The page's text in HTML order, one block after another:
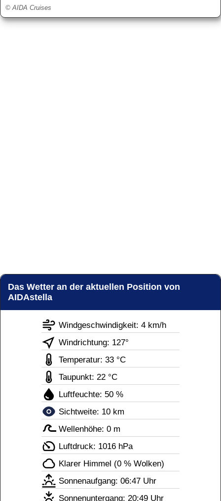
© AIDA Cruises
Das Wetter an der aktuellen Position von
AIDAstella
Windgeschwindigkeit: 4 km/h
Windrichtung: 127°
Temperatur: 33 °C
Taupunkt: 22 °C
Luftfeuchte: 50 %
Sichtweite: 10 km
Wellenhöhe: 0 m
Luftdruck: 1016 hPa
Klarer Himmel (0 % Wolken)
Sonnenaufgang: 06:47 Uhr
Sonnenuntergang: 20:49 Uhr